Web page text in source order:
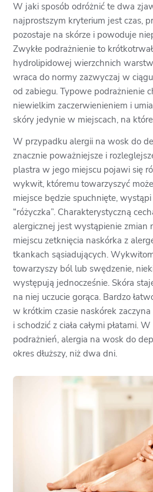
W jaki sposób odróżnić te dwa
najprostszym kryterium jest czas,
pozostaje na skórze i powoduje
Zwykłe podrażnienie to
hydrolipidowej wierzchnich
wraca do normy zazwyczaj w
od zabiegu. Typowe podrażnienie
niewielkim zaczerwienieniem i
skóry jedynie w miejscach, na
W przypadku alergii na wosk do
znacznie poważniejsze i
plastra w jego miejscu pojawi się
wykwit, któremu towarzyszyć
miejsce będzie spuchnięte,
“różyczka”. Charakterystyczną
alergicznej jest wystąpienie zmian
miejscu zetknięcia naskórka z
tkankach sąsiadujących.
towarzyszy ból lub swędzenie,
występują jednocześnie. Skóra
na niej uczucie gorąca. Bardzo
w krótkim czasie naskórek
i schodzić z ciała całymi płatami.
podrażnień, alergia na wosk do
okres dłuższy, niż dwa dni.